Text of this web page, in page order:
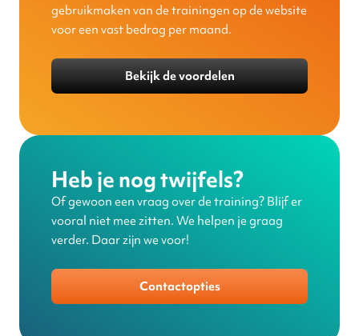
gebruikmaken van de trainingen op de website
voor een vast bedrag per maand.
Bekijk de voordelen
Heb je nog twijfels?
Of gewoon een vraag over de training? Blijf er
vooral niet mee zitten. We helpen je graag
verder. Daar zijn we voor!
Contactopties